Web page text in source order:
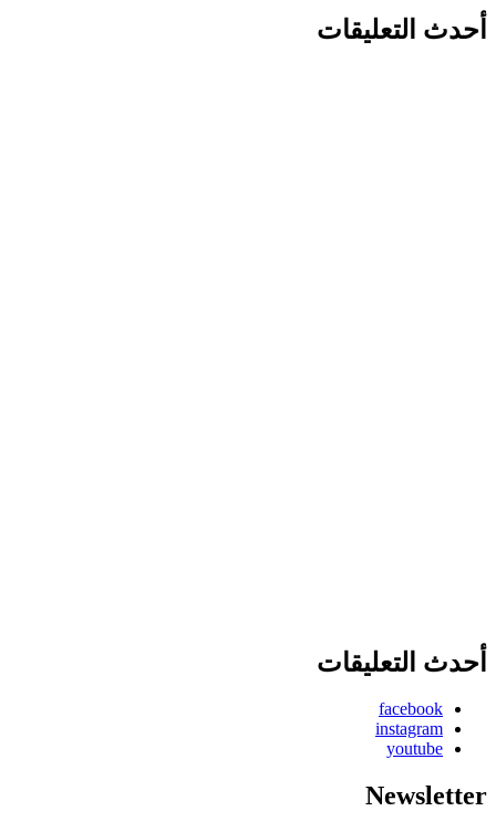
أحدث التعليقات
أحدث التعليقات
facebook
instagram
youtube
Newsletter